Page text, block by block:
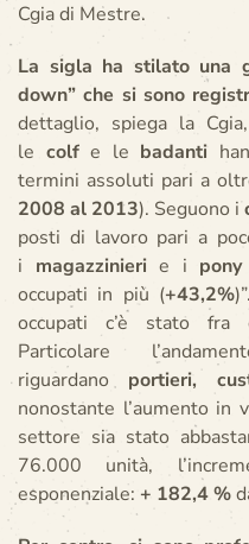
Cgia di Mestre.
La sigla ha stilato una
down” che si sono
dettaglio, spiega la
le colfe le badanti
termini assoluti pari a
2008 al 2013). Seguono i
posti di lavoro pari a
i magazzinierie i
occupati in più (+43,2%
occupati c’è stato fra
Particolare
riguardano portieri,
nonostante l’aumento in
settore sia stato
76.000 unità,
esponenziale: + 182,4 %